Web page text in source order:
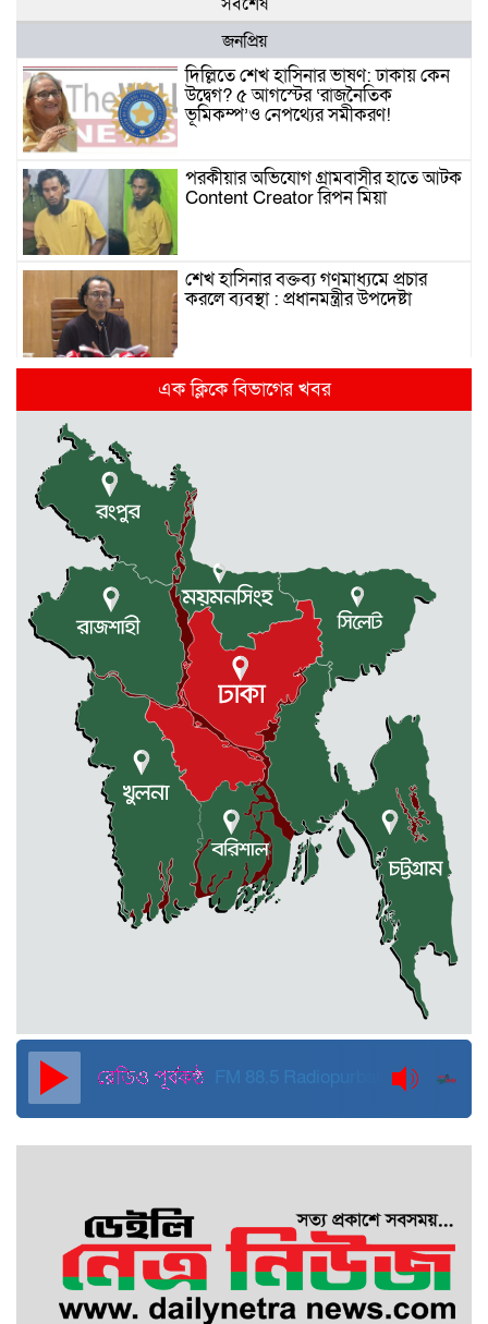
জনপ্রিয়
দিল্লিতে শেখ হাসিনার ভাষণ: ঢাকায় কেন
উদ্বেগ? ৫ আগস্টের ‘রাজনৈতিক
ভূমিকম্প’ও নেপথ্যের সমীকরণ!
পরকীয়ার অভিযোগ গ্রামবাসীর হাতে আটক
Content Creator রিপন মিয়া
শেখ হাসিনার বক্তব্য গণমাধ্যমে প্রচার
করলে ব্যবস্থা : প্রধানমন্ত্রীর উপদেষ্টা
দিল্লিতে হাসিনার গণমাধ্যমে ভাষণ নিয়ে যা
বলছে ভারত
রাজধানীর তিন ক্যাম্পাসে ছাত্রদল-
ছাত্রশিবির দফায় দফায় সংঘর্ষ
সরকারের ফ্যামিলি কার্ড কার্যক্রম
বাস্তবায়নে ব্যয় ২০০০ কোটি টাকা
মোহনগঞ্জে কর্মস্থলেই অসুস্থ- রক্তবমির পর
প্রাণ গেল স্বাস্থ্য কর্মকর্তার
কুড়িগ্রামে বন্যাদুর্গতদের জন্য বরাদ্দকৃত
৩০ মেট্রিক টন চাল,একমুঠোও জোটেনি
ক্ষতিগ্রস্ত মানুষের ভাগ্যে
জুলাই ব্যবসা ও হাদি ব্যবসা চালু রাখতে
হবে: মাহমুদা মিতু
দুবাইয়ে কারাগার থেকে মুক্তি পেয়েছেন
পুলিশের সাবেক মহাপরিদর্শক বেনজীর
আহমেদ
এক ক্লিকে বিভাগের খবর
FM 88.5 Radiopurbakantho